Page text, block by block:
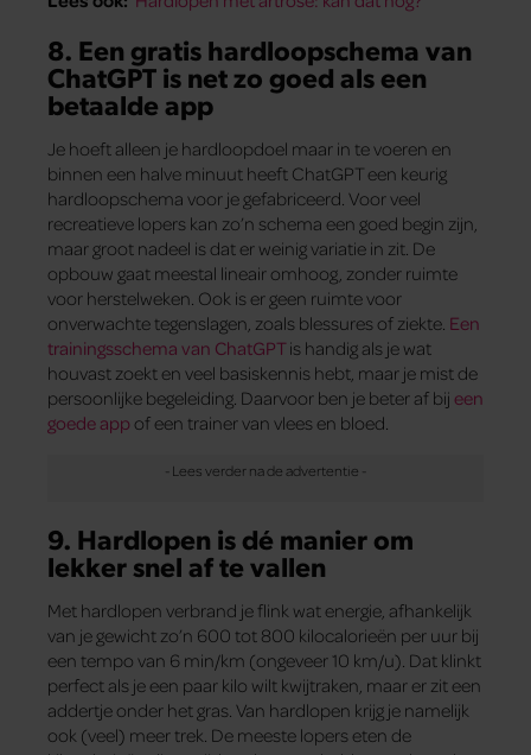
8. Een gratis hardloopschema van
ChatGPT is net zo goed als een
betaalde app
Je hoeft alleen je hardloopdoel maar in te voeren en
binnen een halve minuut heeft ChatGPT een keurig
hardloopschema voor je gefabriceerd. Voor veel
recreatieve lopers kan zo’n schema een goed begin zijn,
maar groot nadeel is dat er weinig variatie in zit. De
opbouw gaat meestal lineair omhoog, zonder ruimte
voor herstelweken. Ook is er geen ruimte voor
onverwachte tegenslagen, zoals blessures of ziekte. Een
trainingsschema van ChatGPTis handig als je wat
houvast zoekt en veel basiskennis hebt, maar je mist de
persoonlijke begeleiding. Daarvoor ben je beter af bij een
goede app of een trainer van vlees en bloed.
9. Hardlopen is dé manier om
lekker snel af te vallen
Met hardlopen verbrand je flink wat energie, afhankelijk
van je gewicht zo’n 600 tot 800 kilocalorieën per uur bij
een tempo van 6 min/km (ongeveer 10 km/u). Dat klinkt
perfect als je een paar kilo wilt kwijtraken, maar er zit een
addertje onder het gras. Van hardlopen krijg je namelijk
ook (veel) meer trek. De meeste lopers eten de